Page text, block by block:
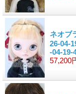
ネオブ
26-04-
-04-19-
57,200